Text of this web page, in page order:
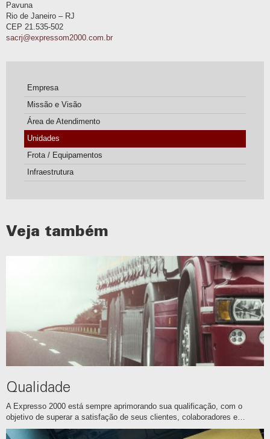
Pavuna
Rio de Janeiro – RJ
CEP 21.535-502
sacrj@expressom2000.com.br
Empresa
Missão e Visão
Área de Atendimento
Unidades
Frota / Equipamentos
Infraestrutura
Veja também
Qualidade
A Expresso 2000 está sempre aprimorando sua qualificação, com o
objetivo de superar a satisfação de seus clientes, colaboradores e…